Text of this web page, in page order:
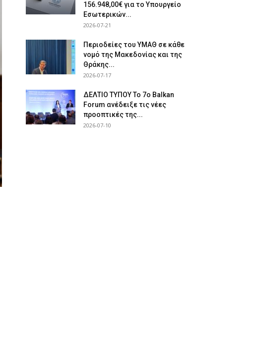
156.948,00€ για το Υπουργείο
Εσωτερικών...
2026-07-21
Περιοδείες του ΥΜΑΘ σε κάθε
νομό της Μακεδονίας και της
Θράκης...
2026-07-17
ΔΕΛΤΙΟ ΤΥΠΟΥ Το 7ο Balkan
Forum ανέδειξε τις νέες
προοπτικές της...
2026-07-10